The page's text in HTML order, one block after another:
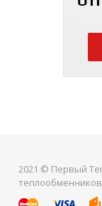
2021 © Первый